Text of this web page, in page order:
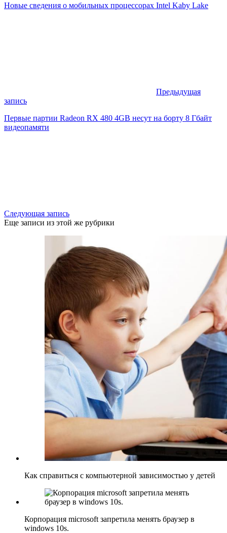
Новые сведения о мобильных процессорах Intel Kaby Lake
Предыдущая
запись
Первые партии Radeon RX 480 4GB несут на борту 8 Гбайт
видеопамяти
Следующая запись
Еще записи из этой же рубрики
Как справиться с компьютерной зависимостью у детей
Корпорация microsoft запретила менять браузер в
windows 10s.